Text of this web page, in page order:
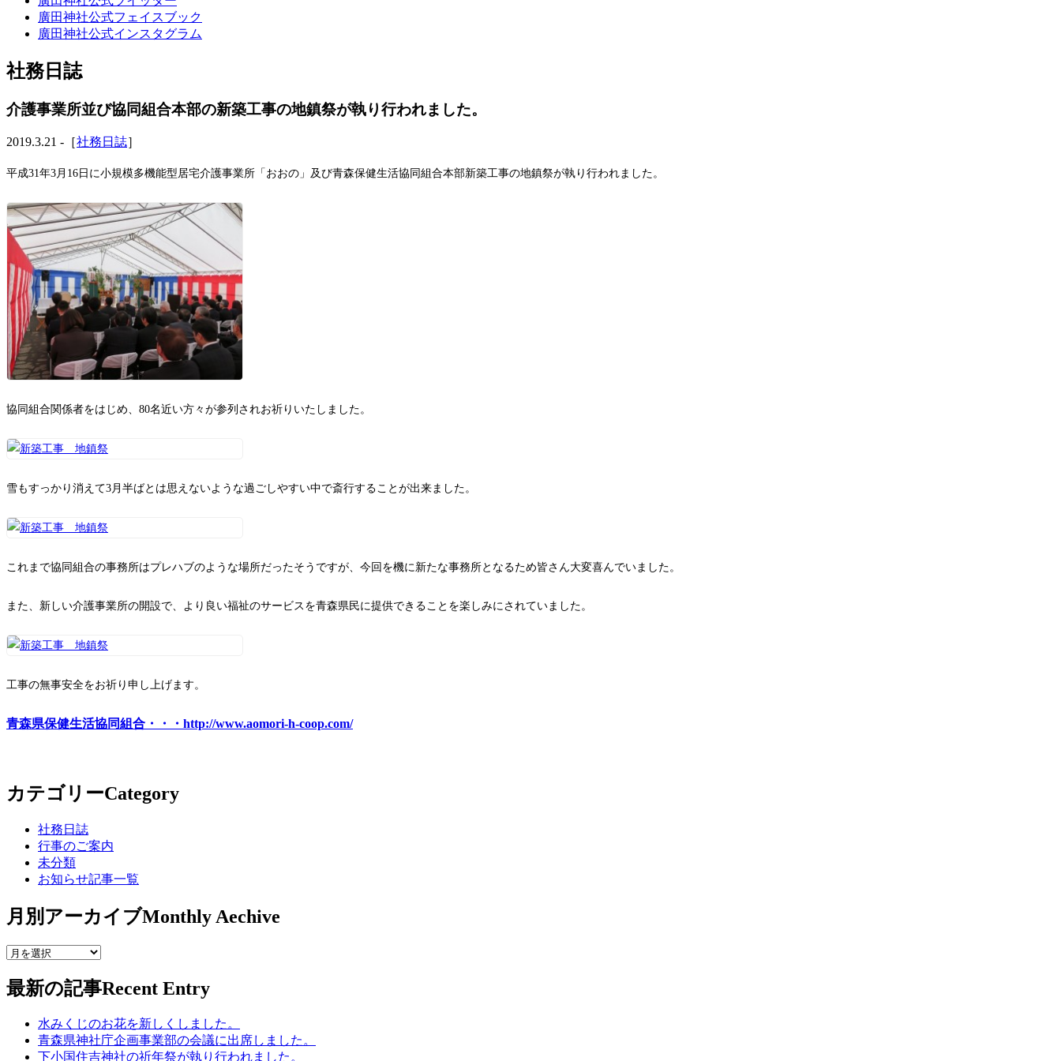
廣田神社公式フェイスブック
廣田神社公式インスタグラム
社務日誌
介護事業所並び協同組合本部の新築工事の地鎮祭が執り行われました。
2019.3.21 -［社務日誌］
平成31年3月16日に小規模多機能型居宅介護事業所「おおの」及び青森保健生活協同組合本部新築工事の地鎮祭が執り行われました。
協同組合関係者をはじめ、80名近い方々が参列されお祈りいたしました。
雪もすっかり消えて3月半ばとは思えないような過ごしやすい中で斎行することが出来ました。
これまで協同組合の事務所はプレハブのような場所だったそうですが、今回を機に新たな事務所となるため皆さん大変喜んでいました。
また、新しい介護事業所の開設で、より良い福祉のサービスを青森県民に提供できることを楽しみにされていました。
工事の無事安全をお祈り申し上げます。
青森県保健生活協同組合・・・http://www.aomori-h-coop.com/
カテゴリーCategory
社務日誌
行事のご案内
未分類
お知らせ記事一覧
月別アーカイブMonthly Aechive
最新の記事Recent Entry
水みくじのお花を新しくしました。
青森県神社庁企画事業部の会議に出席しました。
下小国住吉神社の祈年祭が執り行われました。